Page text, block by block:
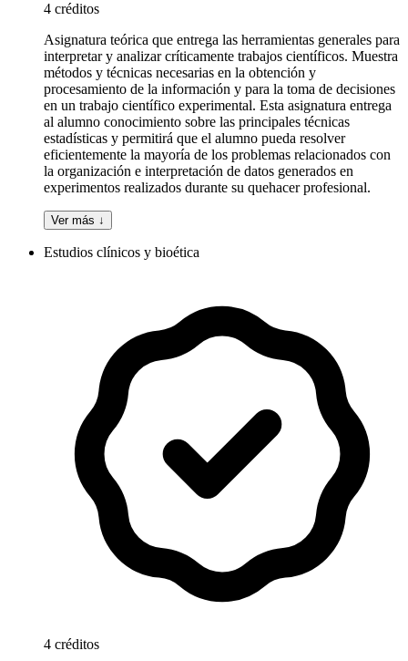
4 créditos
Asignatura teórica que entrega las herramientas generales para
interpretar y analizar críticamente trabajos científicos. Muestra
métodos y técnicas necesarias en la obtención y
procesamiento de la información y para la toma de decisiones
en un trabajo científico experimental. Esta asignatura entrega
al alumno conocimiento sobre las principales técnicas
estadísticas y permitirá que el alumno pueda resolver
eficientemente la mayoría de los problemas relacionados con
la organización e interpretación de datos generados en
experimentos realizados durante su quehacer profesional.
Ver más ↓
Estudios clínicos y bioética
4 créditos